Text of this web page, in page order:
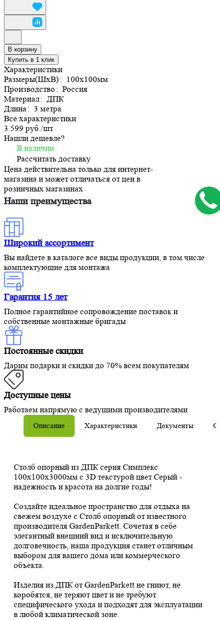
В корзину
Купить в 1 клик
Характеристики
Размеры(ШхВ): 100х100мм
Производство: Россия
Материал: ДПК
Длина: 3 метра
Все характеристики
3 599 руб./шт
Нашли дешевле?
В наличии
Рассчитать доставку
Цена действительна только для интернет-
магазина и может отличаться от цен в
розничных магазинах
Наши преимущества
Широкий ассортимент
Вы найдете в каталоге все виды продукции, в том числе
комплектующие для монтажа
Гарантия 15 лет
Полное гарантийное сопровождение поставок и
собственные монтажные бригады
Постоянные скидки
Дарим подарки и скидки до 70% всем покупателям
Доступные цены
Работаем напрямую с ведущими производителями
Описание Характеристики Документы
Столб опорный из ДПК серия Симплекс
100х100х3000мм с 3D текстурой цвет Серый -
надежность и красота на долгие годы!
Создайте идеальное пространство для отдыха на
свежем воздухе с Столб опорный от известного
производителя GardenParkett. Сочетая в себе
элегантный внешний вид и исключительную
долговечность, наша продукция станет отличным
выбором для вашего дома или коммерческого
объекта.
Изделия из ДПК от GardenParkett не гниют, не
коробятся, не теряют цвет и не требуют
специфического ухода и подходят для эксплуатации
в любой климатической зоне.